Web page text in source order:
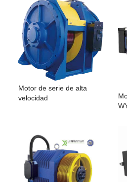
Motor de serie de alta
velocidad